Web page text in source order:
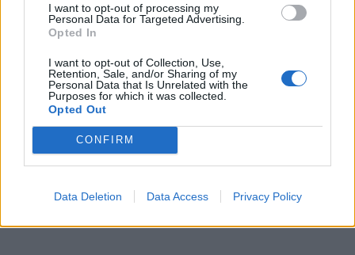
I want to opt-out of processing my
Personal Data for Targeted Advertising.
Opted In
I want to opt-out of Collection, Use,
Retention, Sale, and/or Sharing of my
Personal Data that Is Unrelated with the
Purposes for which it was collected.
Opted Out
CONFIRM
Data Deletion Data Access Privacy Policy